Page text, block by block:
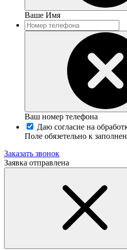
Ваше Имя
Ваш номер телефона
Даю согласие на
Поле обязетельно к
Заказать звонок
Заявка отправлена